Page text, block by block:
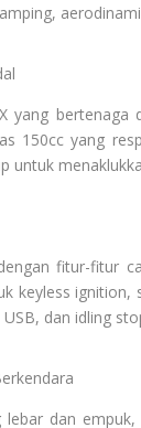
yang
150cc yang
untuk
fitur-fitur
keyless
dan idling
lebar dan